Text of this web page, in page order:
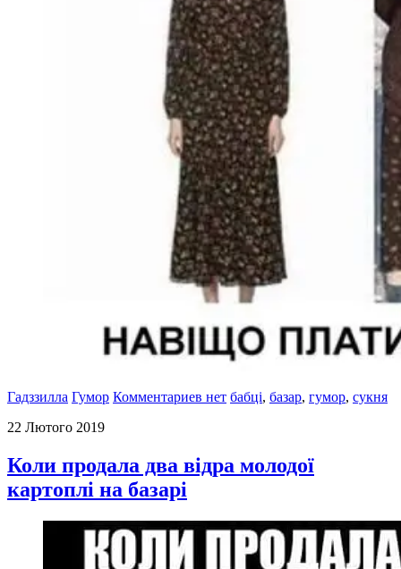
Гадззилла Гумор Комментариев нет бабці, базар, гумор, сукня
22 Лютого 2019
Коли продала два відра молодої
картоплі на базарі